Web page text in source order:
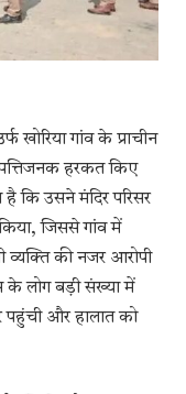
खोरिया गांव के प्राचीन
हरकत किए
कि उसने मंदिर परिसर
जिससे गांव में
व्यक्ति की नजर आरोपी
के लोग बड़ी संख्या में
पहुंची और हालात को